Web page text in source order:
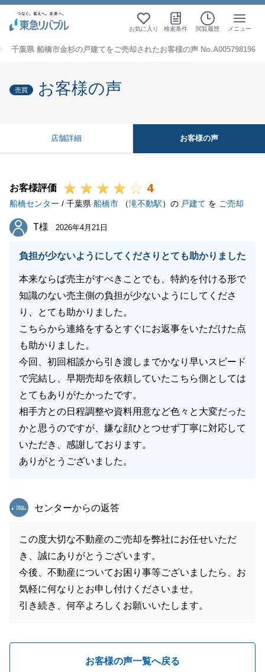
お気に入り 検索条件 閲覧履歴 メニュー
千葉県 船橋市金杉の戸建てをご売却されたお客様の声 No.A005798196
売買 お客様の声
店舗詳細 お客様の声
お客様評価 4
船橋センター / 千葉県 船橋市 （滝不動駅）の 戸建て を ご売却
T様
T様 2026年4月21日
負担が少ないようにしてくださりとても助かりました
本来ならば売主がすべきことでも、特約を付ける形で
知識のない売主側の負担が少ないようにしてくださ
り、とても助かりました。
こちらから連絡をするとすぐにお返事をいただけた点
も助かりました。
今回、初回相談から引き渡しまでかなり早いスピード
で完結し、早期売却を依頼していたこちら側としては
とてもありがたかったです。
相手方との日程調整や資料用意など色々と大変だった
かと思うのですが、嫌な顔ひとつせず丁寧に対応して
いただき、感謝しております。
ありがとうございました。
東急リバブル
センターからの返答
この度大切な不動産のご売却を弊社にお任せいただ
き、誠にありがとうございます。
今後、不動産についてお困り事等ございましたら、お
気軽に何なりとお申し付けくださいませ。
引き続き、何卒よろしくお願いいたします。
お客様の声一覧へ戻る